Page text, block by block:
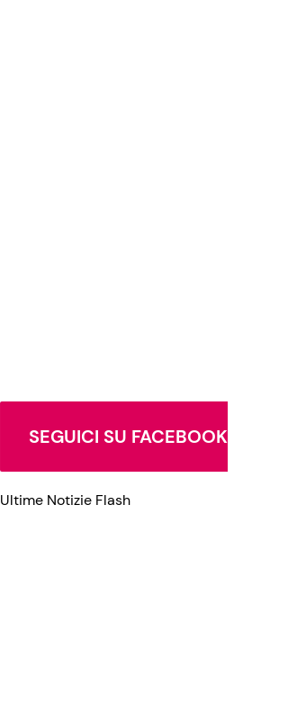
SEGUICI SU FACEBOOK
Ultime Notizie Flash